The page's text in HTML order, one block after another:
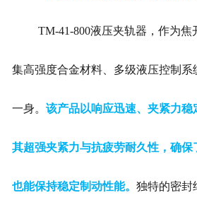
TM-41-800液压夹轨器，作为焦
集高强度合金材料、多级液压控制系
一身。 该产品以响应迅速、夹紧力稳
其超强夹紧力与抗疲劳耐久性，确保
也能保持稳定制动性能。 独特的密封